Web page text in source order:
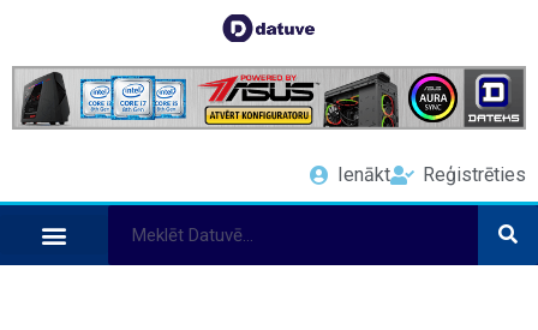
Ienākt Reģistrēties